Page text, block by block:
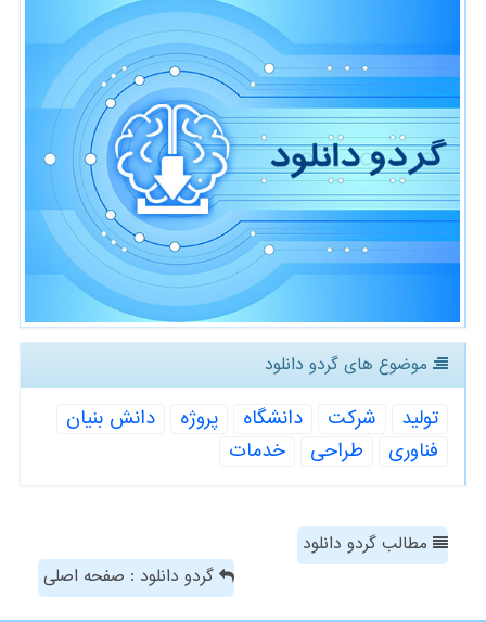
موضوع های گردو دانلود
تولید شركت دانشگاه پروژه
دانش بنیان
فناوری
طراحی خدمات
مطالب گردو دانلود
گردو دانلود : صفحه اصلی